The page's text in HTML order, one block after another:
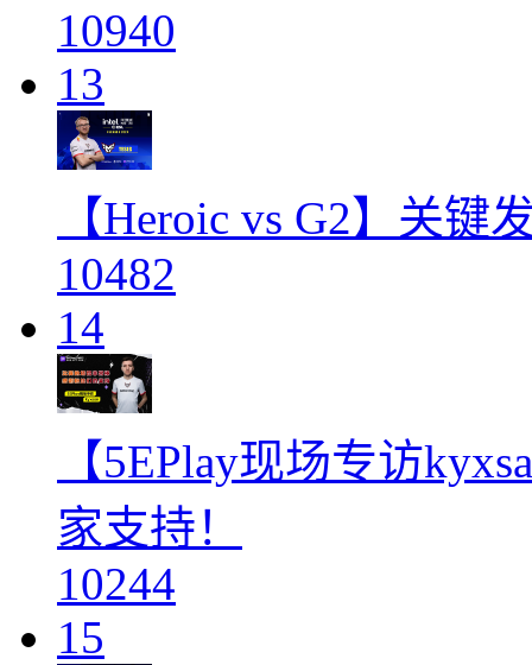
10940
13
【Heroic vs G2】关键
10482
14
【5EPlay现场专访
家支持！
10244
15